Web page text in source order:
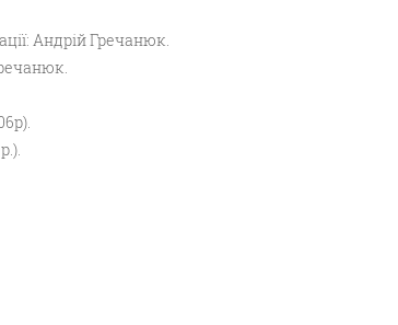
Андрій Гречанюк.